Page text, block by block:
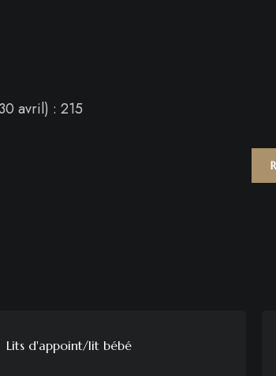
avril) : 215
Lits d'appoint/lit bébé